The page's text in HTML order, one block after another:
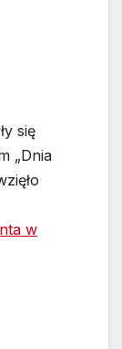
się
„Dnia
w